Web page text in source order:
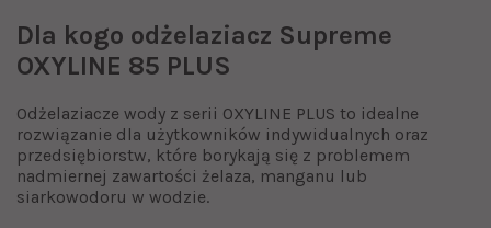
Dla kogo odżelaziacz Supreme
OXYLINE 85 PLUS
Odżelaziacze wody z serii OXYLINE PLUS to idealne
rozwiązanie dla użytkowników indywidualnych oraz
przedsiębiorstw, które borykają się z problemem
nadmiernej zawartości żelaza, manganu lub
siarkowodoru w wodzie.